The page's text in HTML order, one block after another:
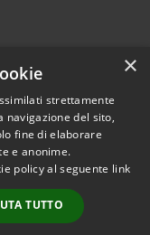
© 2026 • Comune di
• Powered by
•Accesso
redazione
×
strettamente
navigazione del sito,
fine di elaborare
e anonime.
policy al seguente link
TUTTO